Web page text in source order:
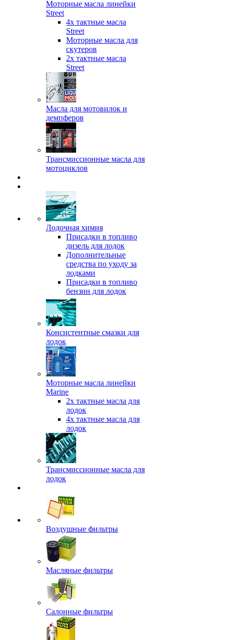
Моторные масла линейки
Street
4х тактные масла
Street
Моторные масла для
скутеров
2х тактные масла
Street
Масла для мотовилок и
демпферов
Трансмиссионные масла для
мотоциклов
Лодочная химия
Присадки в топливо
дизель для лодок
Дополнительные
средства по уходу за
лодками
Присадки в топливо
бензин для лодок
Консистентные смазки для
лодок
Моторные масла линейки
Marine
2х тактные масла для
лодок
4х тактные масла для
лодок
Трансмиссионные масла для
лодок
Воздушные фильтры
Масляные фильтры
Салонные фильтры